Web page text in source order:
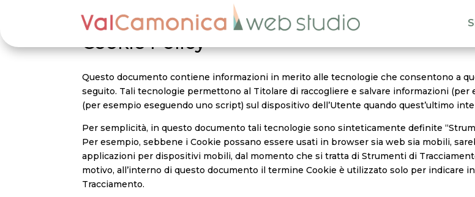
Cookie Policy
Questo documento contiene informazioni in merito alle tecnologie che consentono a
seguito. Tali tecnologie permettono al Titolare di raccogliere e salvare informazioni (per
(per esempio eseguendo uno script) sul dispositivo dell’Utente quando quest’ultimo
Per semplicità, in questo documento tali tecnologie sono sinteticamente definite
Per esempio, sebbene i Cookie possano essere usati in browser sia web sia mobili,
applicazioni per dispositivi mobili, dal momento che si tratta di Strumenti di
motivo, all’interno di questo documento il termine Cookie è utilizzato solo per indicare
Tracciamento.